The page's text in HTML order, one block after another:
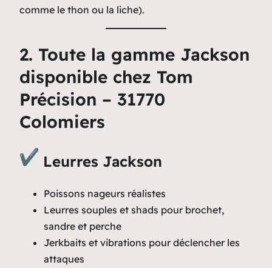
comme le thon ou la liche).
2. Toute la gamme Jackson
disponible chez Tom
Précision – 31770
Colomiers
Leurres Jackson
Poissons nageurs réalistes
Leurres souples et shads pour brochet,
sandre et perche
Jerkbaits et vibrations pour déclencher les
attaques